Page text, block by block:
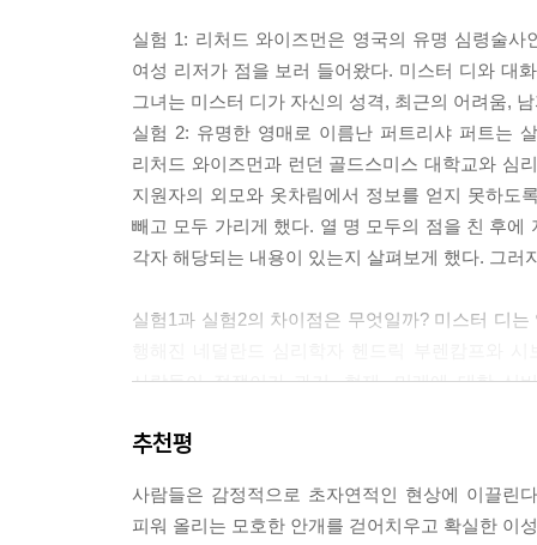
당신의 꿈들 가운데 처거스에 대한 꿈이 며칠 후
당신이 슈퍼마켓에서 산딸기 시럽이 들어간 바닐
리고 산딸기 시럽이 들어간 바닐라아이스크림을
일하는 공장에서 승진해서 화려한 유니폼을 입게
아이스크림에 대한 꿈은 무의식에 묻히고 말 것이
---「7장 '꿈은 이루어진다, 불길할수록: 예지몽'」중에서
실험 1: 리처드 와이즈먼은 영국의 유명 심령술사
여성 리저가 점을 보러 들어왔다. 미스터 디와 대
그녀는 미스터 디가 자신의 성격, 최근의 어려움,
실험 2: 유명한 영매로 이름난 퍼트리샤 퍼트는
리처드 와이즈먼과 런던 골드스미스 대학교와 심
지원자의 외모와 옷차림에서 정보를 얻지 못하도
빼고 모두 가리게 했다. 열 명 모두의 점을 친 후
각자 해당되는 내용이 있는지 살펴보게 했다. 그
실험1과 실험2의 차이점은 무엇일까? 미스터 디
사람들이 점쟁이가 과거, 현재, 미래에 대한 신
콜드리딩은 상대에 대한 아무런 사전 정보가
레모네이드로 바꾸기’ 등 점쟁이들이 자주 써먹는
추천평
사람들은 감정적으로 초자연적인 현상에 이끌린
피워 올리는 모호한 안개를 걷어치우고 확실한 이